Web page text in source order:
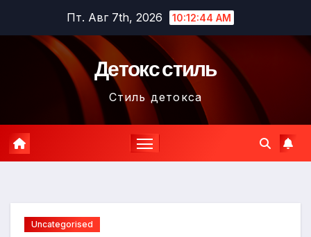
содержимому
Пт. Авг 7th, 2026 10:12:45 AM
Детокс стиль
Стиль детокса
Uncategorised